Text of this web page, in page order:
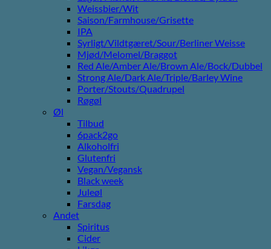
Weissbier/Wit
Saison/Farmhouse/Grisette
IPA
Syrligt/Vildtgæret/Sour/Berliner Weisse
Mjød/Melomel/Braggot
Red Ale/Amber Ale/Brown Ale/Bock/Dubbel
Strong Ale/Dark Ale/Triple/Barley Wine
Porter/Stouts/Quadrupel
Røgøl
Øl
Tilbud
6pack2go
Alkoholfri
Glutenfri
Vegan/Vegansk
Black week
Juleøl
Farsdag
Andet
Spiritus
Cider